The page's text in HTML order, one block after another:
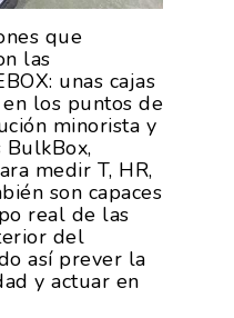
que
las
unas cajas
los puntos de
minorista y
medir T, HR,
son capaces
real de las
del
así prever la
y actuar en